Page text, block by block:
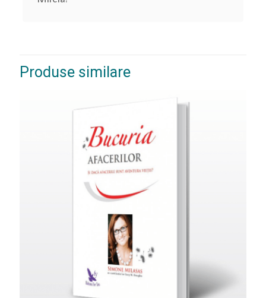
Produse similare